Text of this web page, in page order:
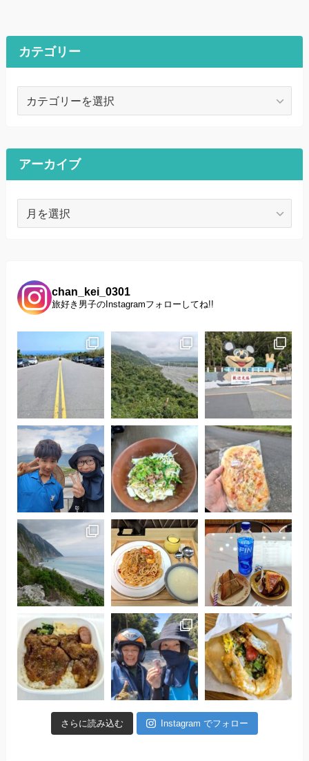
カテゴリー
ー
アーカイブ
chan_kei_0301
旅好き男子のInstagramフォローしてね!!
さらに読み込む Instagram でフォロー